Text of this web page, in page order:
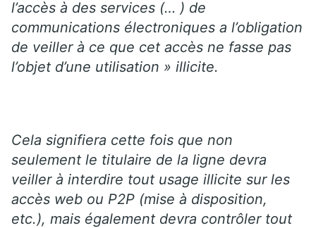
l’accès à des services (… ) de
communications électroniques a l’obligation
de veiller à ce que cet accès ne fasse pas
l’objet d’une utilisation » illicite.
Cela signifiera cette fois que non
seulement le titulaire de la ligne devra
veiller à interdire tout usage illicite sur les
accès web ou P2P (mise à disposition,
etc.), mais également devra contrôler tout